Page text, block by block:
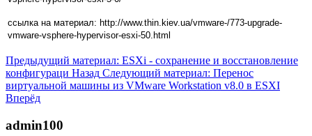
ссылка на материал: http://www.thin.kiev.ua/vmware-/773-upgrade-
vmware-vsphere-hypervisor-esxi-50.html
Предыдущий материал: ESXi - сохранение и восстановление
конфигураци Назад Следующий материал: Перенос
виртуальной машины из VMware Workstation v8.0 в ESXI
Вперёд
admin100